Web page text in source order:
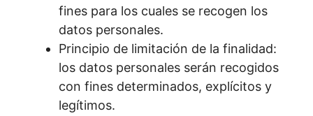
fines para los cuales se recogen los
datos personales.
Principio de limitación de la finalidad:
los datos personales serán recogidos
con fines determinados, explícitos y
legítimos.